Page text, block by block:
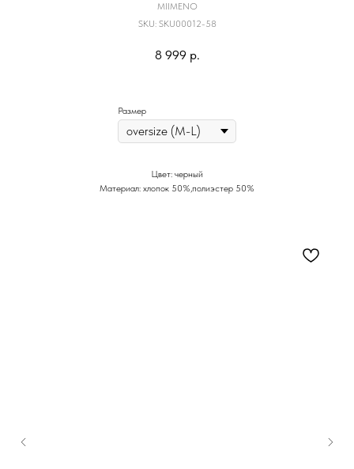
MIIMENO
SKU: SKU00012-58
8 999 р.
Размер
Цвет: черный
Материал: хлопок 50%,полиэстер 50%